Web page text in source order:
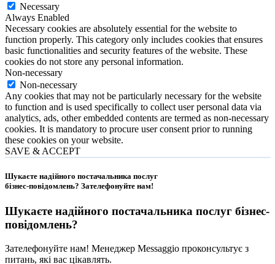
Necessary
Always Enabled
Necessary cookies are absolutely essential for the website to
function properly. This category only includes cookies that ensures
basic functionalities and security features of the website. These
cookies do not store any personal information.
Non-necessary
Non-necessary
Any cookies that may not be particularly necessary for the website
to function and is used specifically to collect user personal data via
analytics, ads, other embedded contents are termed as non-necessary
cookies. It is mandatory to procure user consent prior to running
these cookies on your website.
SAVE & ACCEPT
Шукаєте надійного постачальника послуг
бізнес-повідомлень? Зателефонуйте нам!
Шукаєте надійного постачальника послуг бізнес-
повідомлень?
Зателефонуйте нам! Менеджер Messaggio проконсультує з
питань, які вас цікавлять.